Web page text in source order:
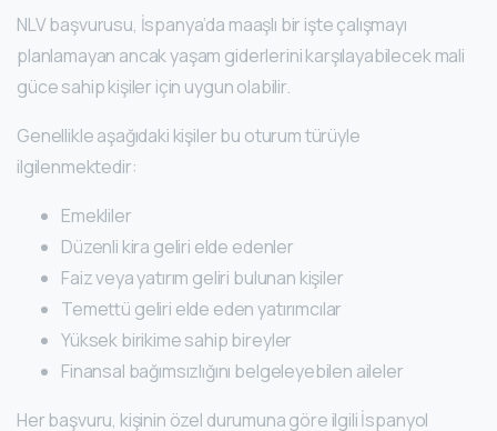
NLV başvurusu, İspanya’da maaşlı bir işte çalışmayı
planlamayan ancak yaşam giderlerini karşılayabilecek mali
güce sahip kişiler için uygun olabilir.
Genellikle aşağıdaki kişiler bu oturum türüyle
ilgilenmektedir:
Emekliler
Düzenli kira geliri elde edenler
Faiz veya yatırım geliri bulunan kişiler
Temettü geliri elde eden yatırımcılar
Yüksek birikime sahip bireyler
Finansal bağımsızlığını belgeleyebilen aileler
Her başvuru, kişinin özel durumuna göre ilgili İspanyol